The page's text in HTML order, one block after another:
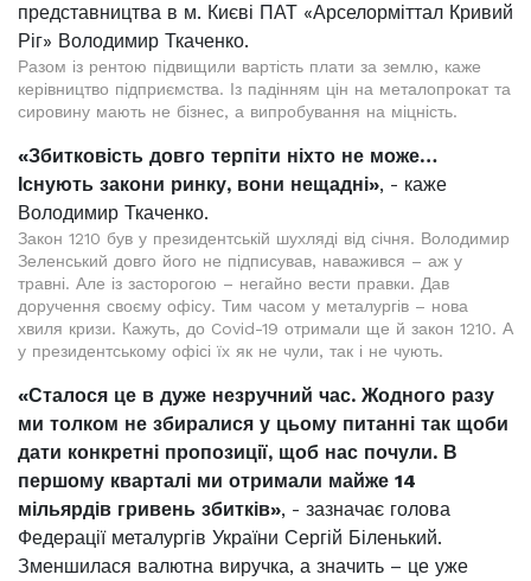
представництва в м. Києві ПАТ «Арселорміттал Кривий
Ріг» Володимир Ткаченко.
Разом із рентою підвищили вартість плати за землю, каже
керівництво підприємства. Із падінням цін на металопрокат та
сировину мають не бізнес, а випробування на міцність.
«Збитковість довго терпіти ніхто не може…
Існують закони ринку, вони нещадні», - каже
Володимир Ткаченко.
Закон 1210 був у президентській шухляді від січня. Володимир
Зеленський довго його не підписував, наважився – аж у
травні. Але із засторогою – негайно вести правки. Дав
доручення своєму офісу. Тим часом у металургів – нова
хвиля кризи. Кажуть, до Covid-19 отримали ще й закон 1210. А
у президентському офісі їх як не чули, так і не чують.
«Сталося це в дуже незручний час. Жодного разу
ми толком не збиралися у цьому питанні так щоби
дати конкретні пропозиції, щоб нас почули. В
першому кварталі ми отримали майже 14
мільярдів гривень збитків», - зазначає голова
Федерації металургів України Сергій Біленький.
Зменшилася валютна виручка, а значить – це уже